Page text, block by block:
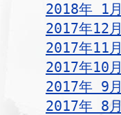
2018年 1月
2017年12月
2017年11月
2017年10月
2017年 9月
2017年 8月